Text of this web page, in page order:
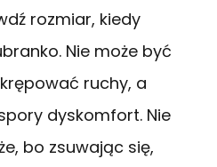
rozmiar, kiedy
Nie może być
ruchy, a
dyskomfort. Nie
bo zsuwając się,